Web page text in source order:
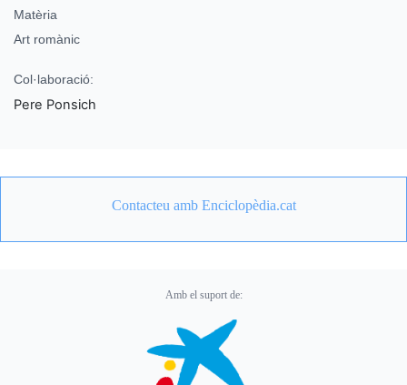
Matèria
Art romànic
Col·laboració:
Pere Ponsich
Contacteu amb Enciclopèdia.cat
Amb el suport de: